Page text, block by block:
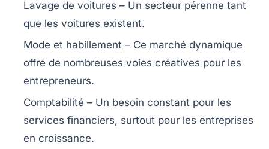
Lavage de voitures – Un secteur pérenne tant
que les voitures existent.
Mode et habillement – Ce marché dynamique
offre de nombreuses voies créatives pour les
entrepreneurs.
Comptabilité – Un besoin constant pour les
services financiers, surtout pour les entreprises
en croissance.